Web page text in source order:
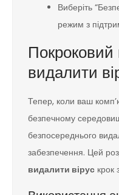
Виберіть
режим з
Покроковий
видалити
Тепер, коли ваш
безпечному
безпосереднього
забезпечення. Цей
видалити вірус крок